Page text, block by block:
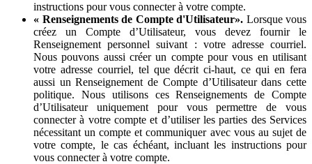
instructions pour vous connecter à votre compte.
« Renseignements de Compte d'Utilisateur». Lorsque vous
créez un Compte d’Utilisateur, vous devez fournir le
Renseignement personnel suivant : votre adresse courriel.
Nous pouvons aussi créer un compte pour vous en utilisant
votre adresse courriel, tel que décrit ci-haut, ce qui en fera
aussi un Renseignement de Compte d’Utilisateur dans cette
politique. Nous utilisons ces Renseignements de Compte
d’Utilisateur uniquement pour vous permettre de vous
connecter à votre compte et d’utiliser les parties des Services
nécessitant un compte et communiquer avec vous au sujet de
votre compte, le cas échéant, incluant les instructions pour
vous connecter à votre compte.